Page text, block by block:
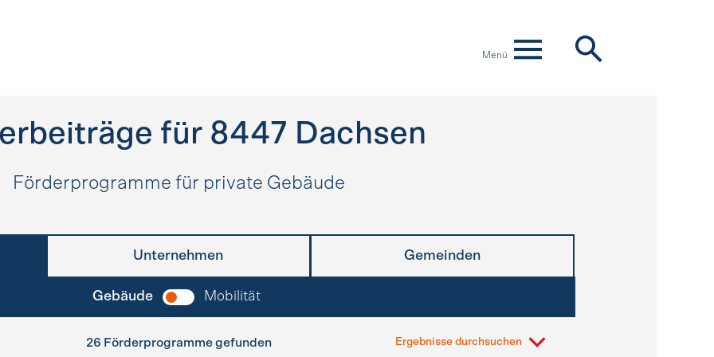
Menü
für 8447 Dachsen
Förderprogramme für private Gebäude
Unternehmen Gemeinden
Gebäude Mobilität
26 Förderprogramme gefunden Ergebnisse durchsuchen